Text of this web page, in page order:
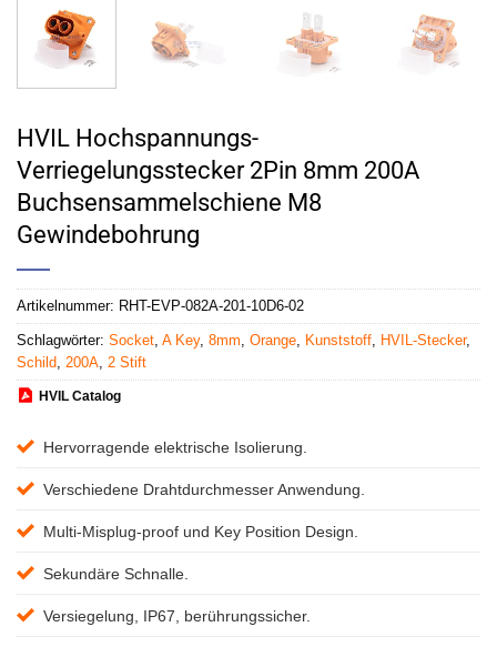
HVIL Hochspannungs-
Verriegelungsstecker 2Pin 8mm 200A
Buchsensammelschiene M8
Gewindebohrung
Artikelnummer: RHT-EVP-082A-201-10D6-02
Schlagwörter: Socket A Key, 8mm Orange Kunststoff HVIL-Stecker,
Schild 200A 2 Stift
HVIL Catalog
Hervorragende elektrische Isolierung.
Verschiedene Drahtdurchmesser Anwendung.
Multi-Misplug-proof und Key Position Design.
Sekundäre Schnalle.
Versiegelung, IP67, berührungssicher.